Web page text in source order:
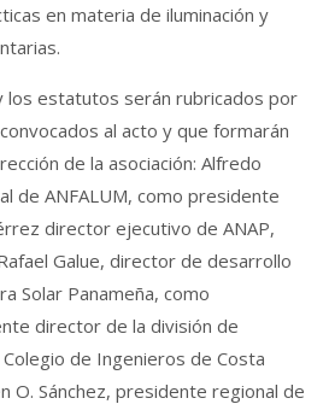
en materia de iluminación y
los estatutos serán rubricados por
al acto y que formarán
de la asociación: Alfredo
de ANFALUM, como presidente
director ejecutivo de ANAP,
Galue, director de desarrollo
Solar Panameña, como
director de la división de
de Ingenieros de Costa
O. Sánchez, presidente regional de